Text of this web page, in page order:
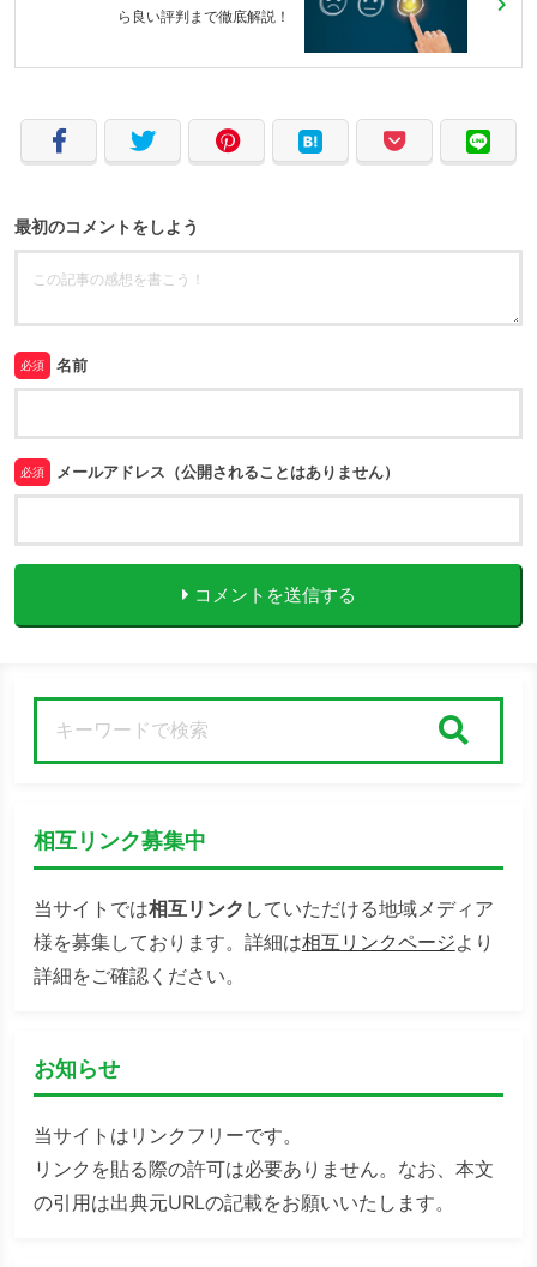
ら良い評判まで徹底解説！
最初のコメントをしよう
必須 名前
必須 メールアドレス（公開されることはありません）
コメントを送信する
相互リンク募集中
当サイトでは相互リンク していただける地域メディア
様を募集しております。詳細は相互リンクページより
詳細をご確認ください。
お知らせ
当サイトはリンクフリーです。
リンクを貼る際の許可は必要ありません。なお、本文
の引用は出典元URLの記載をお願いいたします。